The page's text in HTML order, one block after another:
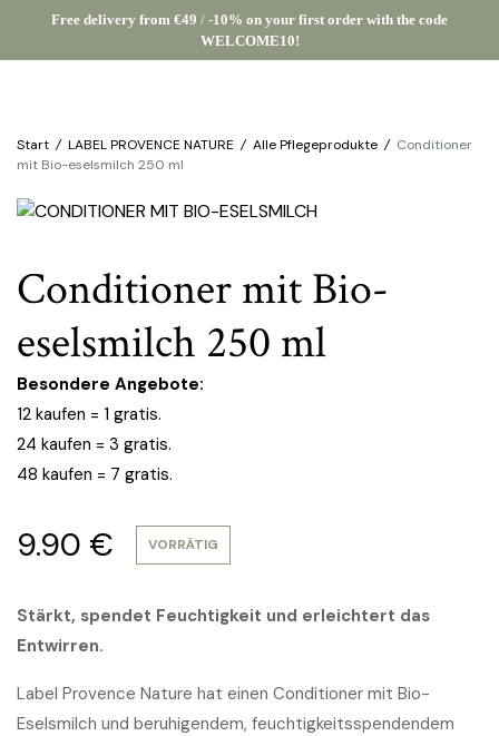
Free delivery from €49 / -10% on your first order with the code
WELCOME10!
Start / LABEL PROVENCE NATURE / Alle Pflegeprodukte / Conditioner
mit Bio-eselsmilch 250 ml
Conditioner mit Bio-
eselsmilch 250 ml
Besondere Angebote:
12 kaufen = 1 gratis.
24 kaufen = 3 gratis.
48 kaufen = 7 gratis.
9.90 € VORRÄTIG
Stärkt, spendet Feuchtigkeit und erleichtert das
Entwirren.
Label Provence Nature hat einen Conditioner mit Bio-
Eselsmilch und beruhigendem, feuchtigkeitsspendendem